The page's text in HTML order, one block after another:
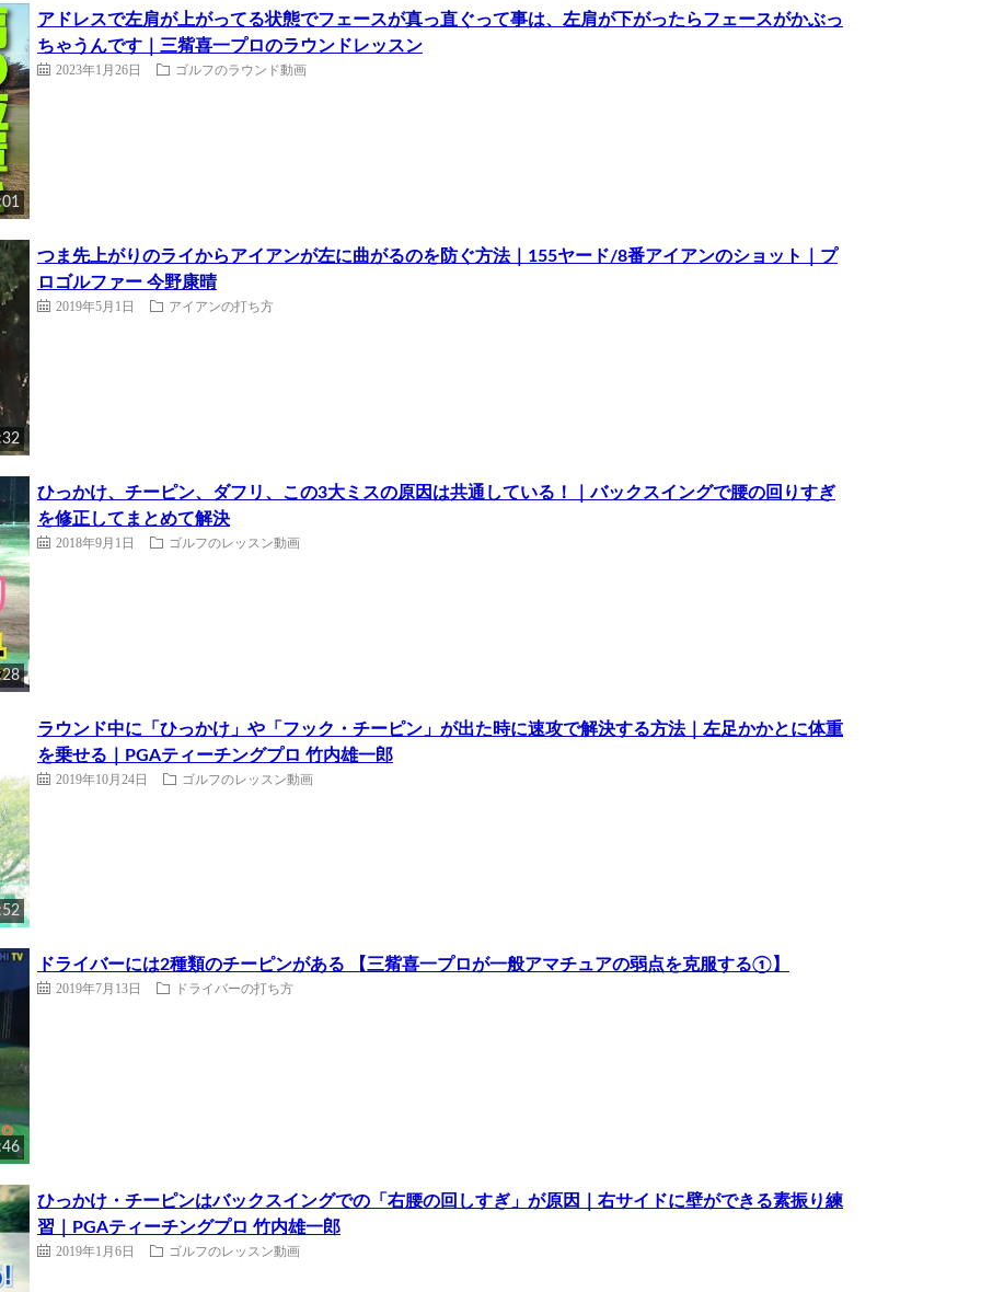
アドレスで左肩が上がってる状態でフェースが真っ直ぐって事は、左肩が下がったらフェースがかぶっ
ちゃうんです｜三觜喜一プロのラウンドレッスン
2023年1月26日 ゴルフのラウンド動画
つま先上がりのライからアイアンが左に曲がるのを防ぐ方法｜155ヤード/8番アイアンのショット｜プ
ロゴルファー 今野康晴
2019年5月1日 アイアンの打ち方
ひっかけ、チーピン、ダフリ、この3大ミスの原因は共通している！｜バックスイングで腰の回りすぎ
を修正してまとめて解決
2018年9月1日 ゴルフのレッスン動画
ラウンド中に「ひっかけ」や「フック・チーピン」が出た時に速攻で解決する方法｜左足かかとに体重
を乗せる｜PGAティーチングプロ 竹内雄一郎
2019年10月24日 ゴルフのレッスン動画
ドライバーには2種類のチーピンがある 【三觜喜一プロが一般アマチュアの弱点を克服する①】
2019年7月13日 ドライバーの打ち方
ひっかけ・チーピンはバックスイングでの「右腰の回しすぎ」が原因｜右サイドに壁ができる素振り練
習｜PGAティーチングプロ 竹内雄一郎
2019年1月6日 ゴルフのレッスン動画